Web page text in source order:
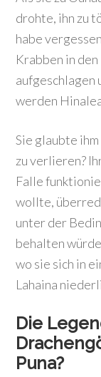
drohte, ihn zu
habe
Krabben in
aufgeschlagen
werden
Sie glaubte
zu verlieren?
Falle
wollte,
unter der
behalten
wo sie sich in
Lahaina
Die
Puna?